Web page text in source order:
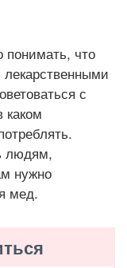
понимать, что
с
каком
людям,
нужно
мед.